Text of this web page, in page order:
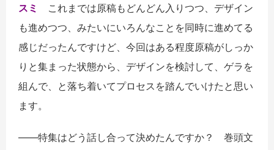
スミ
これまでは原稿もどんどん入りつつ、デザイン
も進めつつ、みたいにいろんなことを同時に進めてる
感じだったんですけど、今回はある程度原稿がしっか
りと集まった状態から、デザインを検討して、ゲラを
組んで、と落ち着いてプロセスを踏んでいけたと思い
ます。
――特集はどう話し合って決めたんですか？ 巻頭文